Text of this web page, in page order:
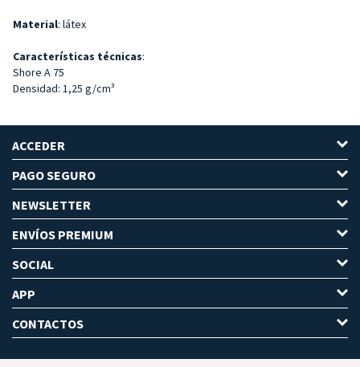
Material: látex
Características técnicas:
Shore A 75
Densidad: 1,25 g/cm³
ACCEDER
PAGO SEGURO
NEWSLETTER
ENVÍOS PREMIUM
SOCIAL
APP
CONTACTOS